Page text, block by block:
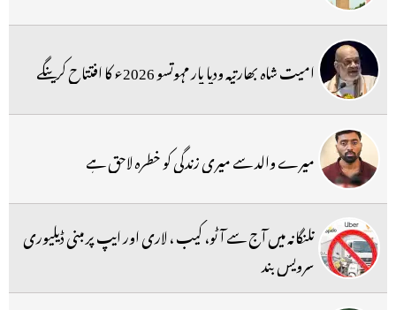
امیت شاہ بھارتیہ ودیا پار مہوتسو 2026ء کا افتتاح کرینگے
میرے والد سے میری زندگی کو خطرہ لاحق ہے
تلنگانہ میں آج سے آٹو، کیب ، لاری اور ایپ پر مبنی ڈیلیوری
سرویس بند